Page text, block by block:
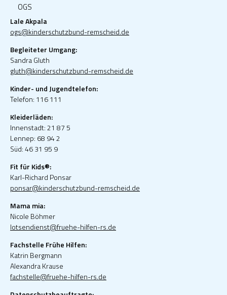
OGS
Lale Akpala
ogs@kinderschutzbund-remscheid.de
Begleiteter Umgang:
Sandra Gluth
gluth@kinderschutzbund-remscheid.de
Kinder- und Jugendtelefon:
Telefon: 116 111
Kleiderläden:
Innenstadt: 21 87 5
Lennep: 68 94 2
Süd: 46 31 95 9
Fit für Kids®:
Karl-Richard Ponsar
ponsar@kinderschutzbund-remscheid.de
Mama mia:
Nicole Böhmer
lotsendienst@fruehe-hilfen-rs.de
Fachstelle Frühe Hilfen:
Katrin Bergmann
Alexandra Krause
fachstelle@fruehe-hilfen-rs.de